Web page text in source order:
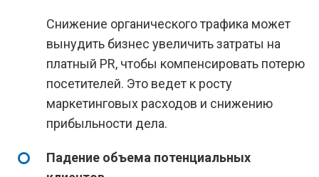
Снижение органического трафика может
вынудить бизнес увеличить затраты на
платный PR, чтобы компенсировать потерю
посетителей. Это ведет к росту
маркетинговых расходов и снижению
прибыльности дела.
Падение объема потенциальных